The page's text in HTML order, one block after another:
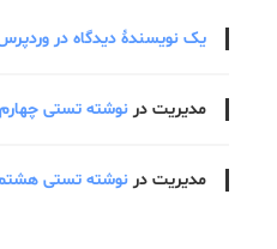
یک نویسندهٔ دیدگاه در
مدیریت در نوشته تستی چهارم
مدیریت در نوشته تستی